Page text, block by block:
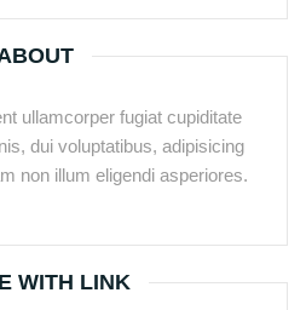
ullamcorper fugiat cupiditate
dui voluptatibus, adipisicing
non illum eligendi asperiores.
WITH LINK